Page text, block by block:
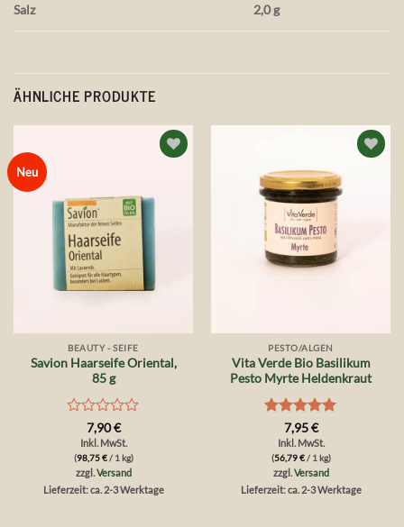
Salz 2,0 g
ÄHNLICHE PRODUKTE
Neu
BEAUTY - SEIFE
Savion Haarseife Oriental,
85 g
Bewertet
mit
0
von
7,90€
Inkl. MwSt.
(98,75€/ 1 kg)
zzgl.Versand
Lieferzeit: ca. 2-3 Werktage
Wunschliste
PESTO/ALGEN
Vita Verde Bio Basilikum
Pesto Myrte Heldenkraut
Bewertet
mit5 von
5
7,95€
Inkl. MwSt.
(56,79€/ 1 kg)
zzgl.Versand
Lieferzeit: ca. 2-3 Werktage